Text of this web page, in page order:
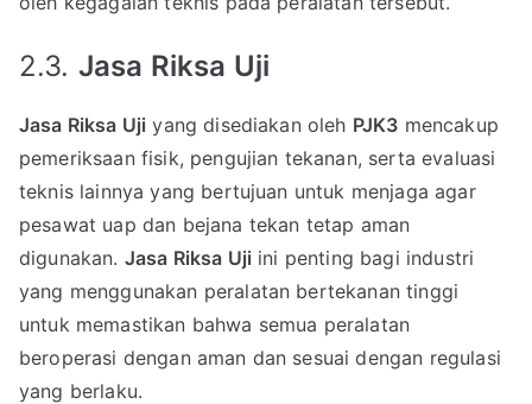
2.3. Jasa Riksa Uji
Jasa Riksa Uji yang disediakan oleh PJK3 mencakup
pemeriksaan fisik, pengujian tekanan, serta evaluasi
teknis lainnya yang bertujuan untuk menjaga agar
pesawat uap dan bejana tekan tetap aman
digunakan. Jasa Riksa Uji ini penting bagi industri
yang menggunakan peralatan bertekanan tinggi
untuk memastikan bahwa semua peralatan
beroperasi dengan aman dan sesuai dengan regulasi
yang berlaku.